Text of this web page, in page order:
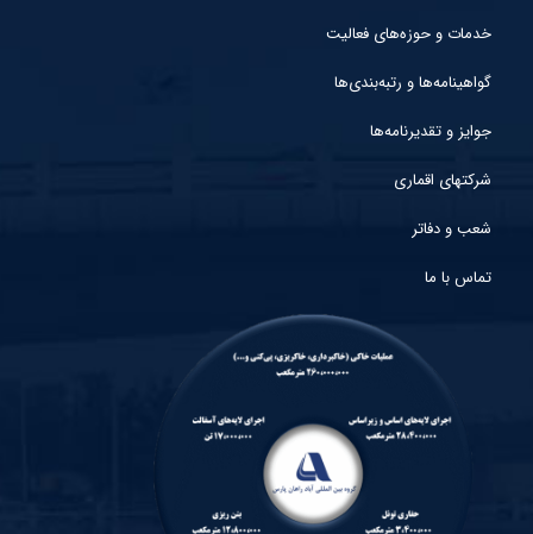
خدمات و حوزه‌های فعالیت
گواهینامه‌ها و رتبه‌بندی‌ها
جوایز و تقدیرنامه‌ها
شرکتهای اقماری
شعب و دفاتر
تماس با ما